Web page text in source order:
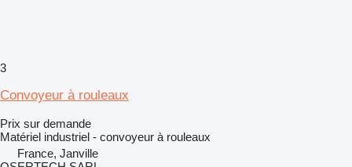
3
Convoyeur à rouleaux
Prix sur demande
Matériel industriel - convoyeur à rouleaux
France, Janville